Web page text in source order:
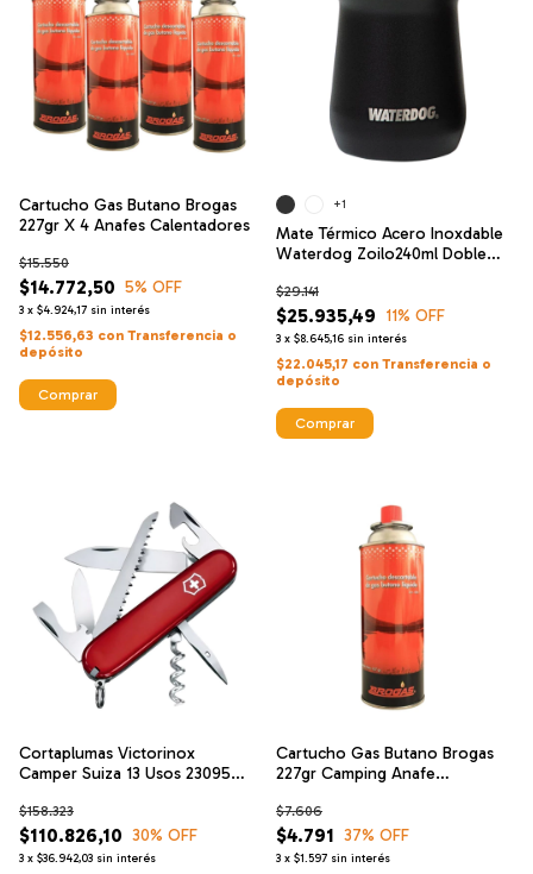
Cartucho Gas Butano Brogas
227gr X 4 Anafes Calentadores
$14.772,50
$15.550
5% OFF
3 x $4.924,17 sin interés
$12.556,63 con Transferencia o
depósito
Mate Térmico Acero Inoxdable
Waterdog Zoilo240ml Doble
$25.935,49
$29.141
11% OFF
3 x $8.645,16 sin interés
$22.045,17 con Transferencia o
depósito
+1
Comprar
Cortaplumas Victorinox
Camper Suiza 13 Usos 23095
$110.826,10
$158.323
30% OFF
3 x $36.942,03 sin interés
Cartucho Gas Butano Brogas
227gr Camping Anafe
$4.791
$7.606
37% OFF
3 x $1.597 sin interés